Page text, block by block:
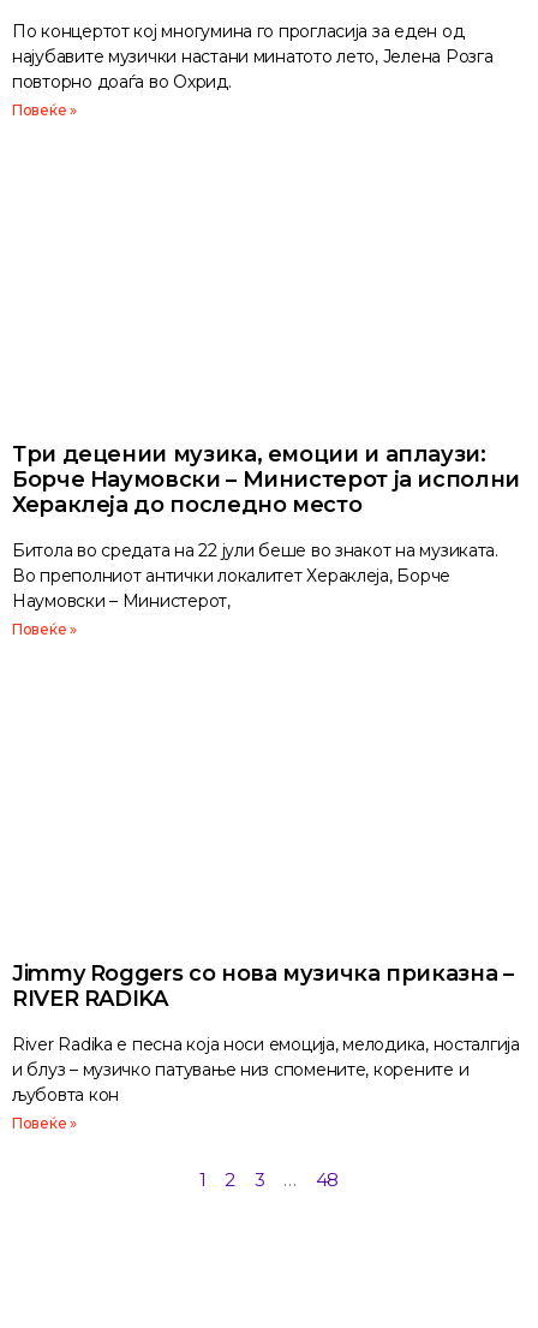
По концертот кој многумина го прогласија за еден од
најубавите музички настани минатото лето, Јелена Розга
повторно доаѓа во Охрид.
Повеќе »
Три децении музика, емоции и аплаузи:
Борче Наумовски – Министерот ја исполни
Хераклеја до последно место
Битола во средата на 22 јули беше во знакот на музиката.
Во преполниот антички локалитет Хераклеја, Борче
Наумовски – Министерот,
Повеќе »
Jimmy Roggers со нова музичка приказна –
RIVER RADIKA
River Radika е песна која носи емоција, мелодика, носталгија
и блуз – музичко патување низ спомените, корените и
љубовта кон
Повеќе »
1 2 3 … 48